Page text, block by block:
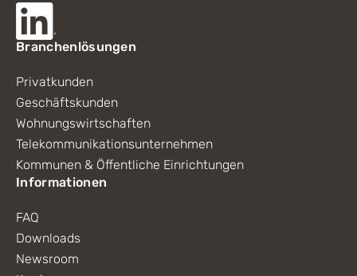
Branchenlösungen
Privatkunden
Geschäftskunden
Wohnungswirtschaften
Telekommunikationsunternehmen
Kommunen & Öffentliche Einrichtungen
Informationen
FAQ
Downloads
Newsroom